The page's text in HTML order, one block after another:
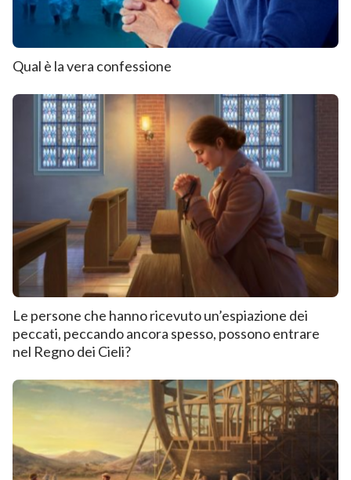
Qual è la vera confessione
Le persone che hanno ricevuto un’espiazione dei
peccati, peccando ancora spesso, possono entrare
nel Regno dei Cieli?